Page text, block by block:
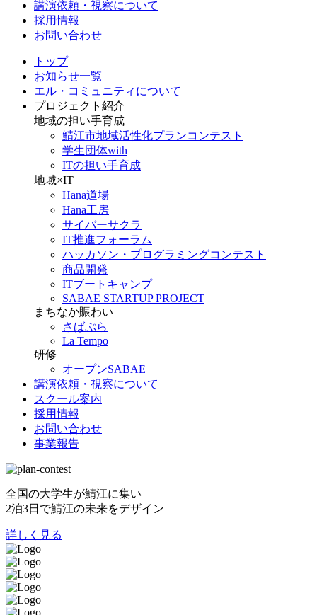
講演依頼・視察について
採用情報
お問い合わせ
トップ
お知らせ一覧
エル・コミュニティについて
プロジェクト紹介
地域の担い手育成
鯖江市地域活性化プランコンテスト
学生団体with
ITの担い手育成
地域×IT
Hana道場
Hana工房
サイバーサクラ
IT推進フォーラム
ハッカソン・プログラミングコンテスト
商品開発
ITブートキャンプ
SABAE STARTUP PROJECT
まちなか賑わい
さばぷら
La Tempo
研修
オープンSABAE
講演依頼・視察について
スクール案内
採用情報
お問い合わせ
事業報告
全国の大学生が鯖江に集い
2泊3日で鯖江の未来をデザイン
詳しく見る